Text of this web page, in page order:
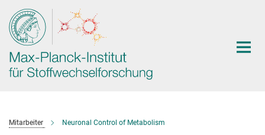
Hauptinhalt
Mitarbeiter Neuronal Control of Metabolism